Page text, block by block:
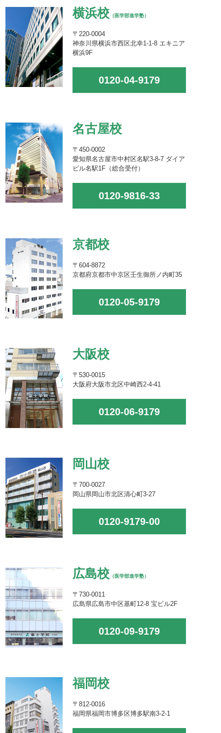
横浜校 （医学部進学塾）
〒220-0004
神奈川県横浜市西区北幸1-1-8 エキニア
横浜9F
0120-04-9179
名古屋校
〒450-0002
愛知県名古屋市中村区名駅3-8-7 ダイア
ビル名駅1F（総合受付）
0120-9816-33
京都校
〒604-8872
京都府京都市中京区壬生御所ノ内町35
0120-05-9179
大阪校
〒530-0015
大阪府大阪市北区中崎西2-4-41
0120-06-9179
岡山校
〒700-0027
岡山県岡山市北区清心町3-27
0120-9179-00
広島校 （医学部進学塾）
〒730-0011
広島県広島市中区基町12-8 宝ビル2F
0120-09-9179
福岡校
〒812-0016
福岡県福岡市博多区博多駅南3-2-1